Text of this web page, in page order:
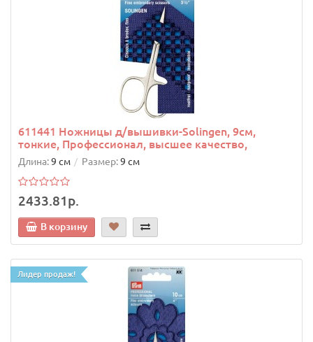
611441 Ножницы д/вышивки-Solingen, 9см,
тонкие, Профессионал, высшее качество,
Длина:9 см Размер:9 см
2433.81р.
В корзину
Лидер продаж!